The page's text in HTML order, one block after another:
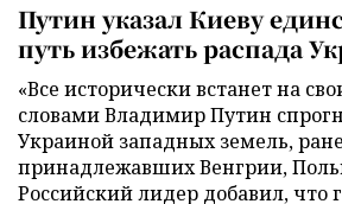
Путин указал Киеву
путь избежать распада
«Все исторически встанет на
словами Владимир Путин
Украиной западных земель,
принадлежавших Венгрии,
Российский лидер добавил, что